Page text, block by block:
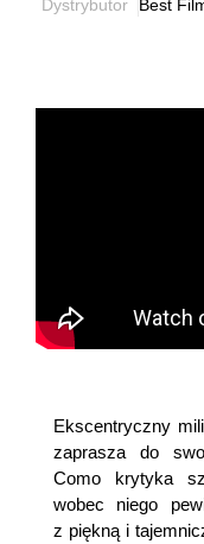
Dystrybutor Best
Ekscentryczny
zaprasza do
Como krytyka
wobec niego
z piękną i